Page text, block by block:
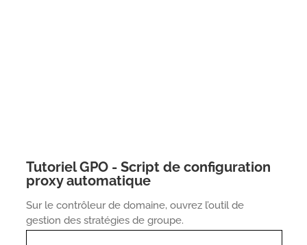
Tutoriel GPO - Script de configuration
proxy automatique
Sur le contrôleur de domaine, ouvrez l’outil de
gestion des stratégies de groupe.